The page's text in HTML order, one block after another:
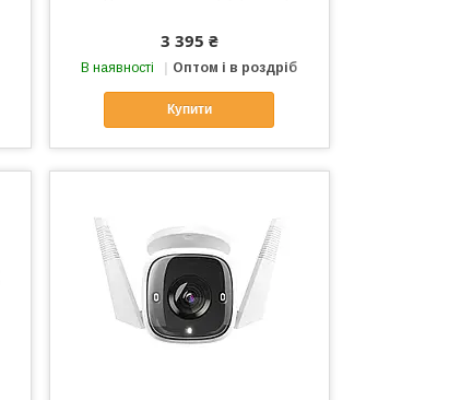
3 395 ₴
В наявності Оптом і в роздріб
Купити